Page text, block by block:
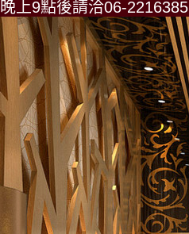
晚上9點後請洽06-2216385